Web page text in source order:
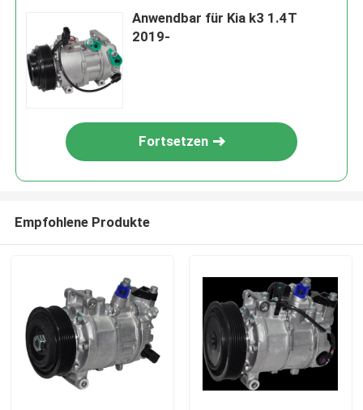
Anwendbar für Kia k3 1.4T
2019-
Fortsetzen
Empfohlene Produkte